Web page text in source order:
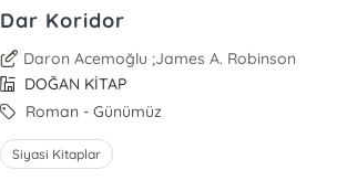
Dar Koridor
Daron Acemoğlu ;James A. Robinson
DOĞAN KİTAP
Roman - Günümüz
Siyasi Kitaplar